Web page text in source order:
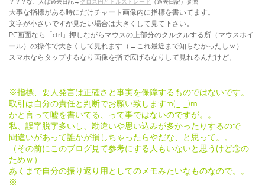
？？？な、人は過去日記→ クロス円とドルストレード （過去日記）参照
大事な指標がある時にだけチャート画像内に指標を書いてます。
文字が小さいですが見たい場合は大きくして見て下さい。
PC画面なら「ctrl」押しながらマウスの上部分のクルクルする所（マウスホイ
ール）の操作で大きくして見れます（←これ最近まで知らなかったしｗ）
スマホならタップするなり画像を指で広げるなりして見れるんだけど。
※指標、要人発言は正確さと事実を保障するものではないです。
取引は自分の責任と判断でお願い致しますm(_ _)m
かと言って嘘を書いてる、って事ではないのですが。。
私、誤字脱字多いし、勘違いや思い込みが多かったりするので
間違いがあって誰かが損しちゃったらやだな、と思って。。
（その前にこのブログ見て参考にする人もいないと思うけど念の
ためｗ）
あくまで自分の振り返り用としてのメモみたいなものなので。。
※